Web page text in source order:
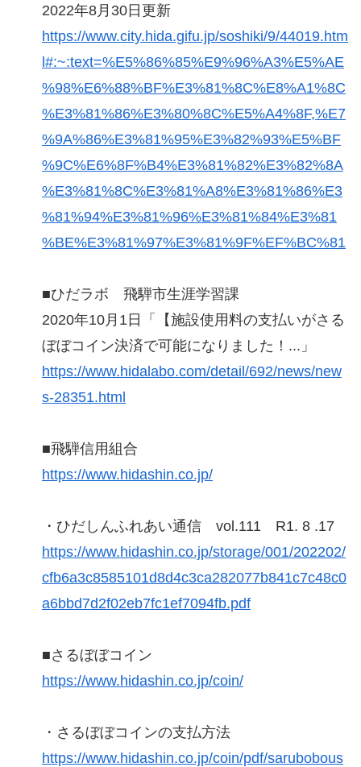
2022年8月30日更新
https://www.city.hida.gifu.jp/soshiki/9/44019.htm
l#:~:text=%E5%86%85%E9%96%A3%E5%AE
%98%E6%88%BF%E3%81%8C%E8%A1%8C
%E3%81%86%E3%80%8C%E5%A4%8F,%E7
%9A%86%E3%81%95%E3%82%93%E5%BF
%9C%E6%8F%B4%E3%81%82%E3%82%8A
%E3%81%8C%E3%81%A8%E3%81%86%E3
%81%94%E3%81%96%E3%81%84%E3%81
%BE%E3%81%97%E3%81%9F%EF%BC%81
■ひだラボ 飛騨市生涯学習課
2020年10月1日「【施設使用料の支払いがさる
ぼぼコイン決済で可能になりました！...」
https://www.hidalabo.com/detail/692/news/new
s-28351.html
■飛騨信用組合
https://www.hidashin.co.jp/
・ひだしんふれあい通信 vol.111 R1. 8 .17
https://www.hidashin.co.jp/storage/001/202202/
cfb6a3c8585101d8d4c3ca282077b841c7c48c0
a6bbd7d2f02eb7fc1ef7094fb.pdf
■さるぼぼコイン
https://www.hidashin.co.jp/coin/
・さるぼぼコインの支払方法
https://www.hidashin.co.jp/coin/pdf/sarubobous